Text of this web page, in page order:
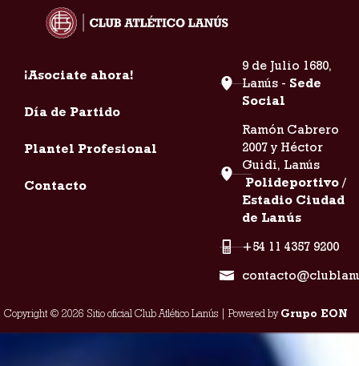
¡Asociate ahora!
Día de Partido
Plantel Profesional
Contacto
9 de Julio 1680,
Lanús - Sede
Social
Ramón Cabrero
2007 y Héctor
Guidi, Lanús
Polideportivo /
Estadio Ciudad
de Lanús
+54 11 4357 9200
Copyright © 2026 Sitio oficial Club Atlético Lanús | Powered byGrupo EON